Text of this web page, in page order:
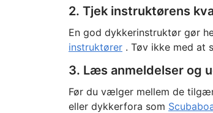
2. Tjek instruktørens
En god dykkerinstruktør gør
instruktører. Tøv ikke med at
3. Læs anmeldelser og
Før du vælger mellem de
eller dykkerfora som